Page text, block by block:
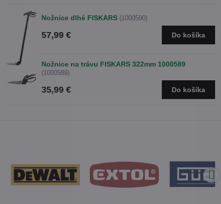
Nožnice dlhé FISKARS (1000590)
57,99 € Do košíka
Nožnice na trávu FISKARS 322mm 1000589
(1000589)
35,99 € Do košíka